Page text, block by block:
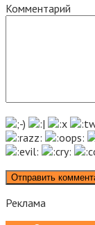
Комментарий
Реклама